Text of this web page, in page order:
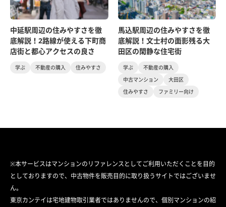
中延駅周辺の住みやすさを徹
底解説！2路線が使える下町商
店街と都心アクセスの良さ
学ぶ 不動産の購入 住みやすさ
馬込駅周辺の住みやすさを徹
底解説！文士村の面影残る大
田区の閑静な住宅街
学ぶ
不動産の購入
中古マンション
大田区
住みやすさ
ファミリー向け
※本サービスはマンションのリファレンスとしてご利用いただくことを目的
としておりますので、中古物件を販売目的に取り扱うサイトではございませ
ん。
東京カンテイは宅地建物取引業者ではありませんので、個別マンションの紹